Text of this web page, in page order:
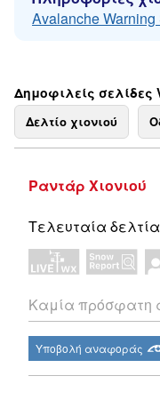
Avalanche
Δημοφιλείς σελίδες
Δελτίο χιονιού
Ραντάρ Χιονιού
Τελευταία δελτία
Καμία πρόσφατη
Υποβολή αναφοράς